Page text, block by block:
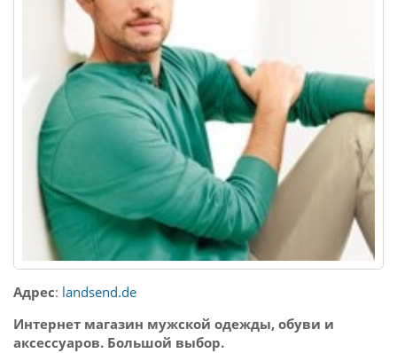
Адрес: landsend.de
Интернет магазин мужской одежды, обуви и
аксессуаров. Большой выбор.